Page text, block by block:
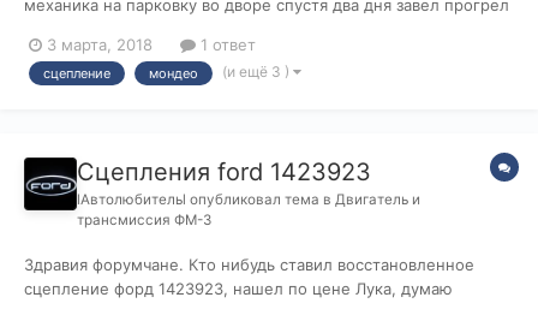
механика на парковку во дворе спустя два дня завел прогрел
не врубается скорость, проверил бачок тормозухи там пусто,
залил покачал тормозом без толку, сцепление новое
3 марта, 2018 1 ответ
сцепление мондео (и ещё 3 )
Сцепления ford 1423923
lАвтолюбительl опубликовал тема в Двигатель и
трансмиссия ФМ-3
Здравия форумчане. Кто нибудь ставил восстановленное
сцепление форд 1423923, нашел по цене Лука, думаю